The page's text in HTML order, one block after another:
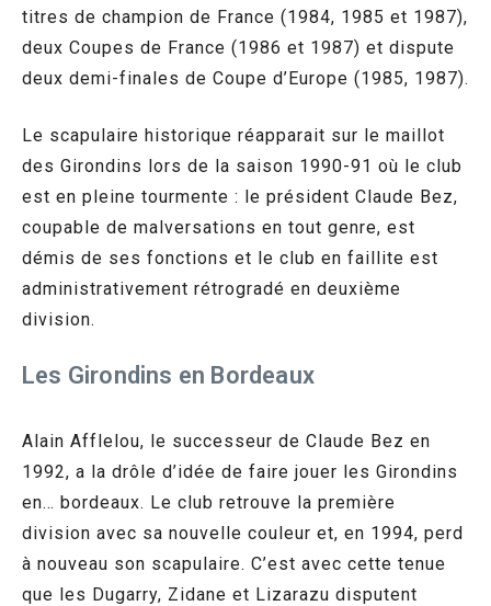
titres de champion de France (1984, 1985 et 1987),
deux Coupes de France (1986 et 1987) et dispute
deux demi-finales de Coupe d’Europe (1985, 1987).
Le scapulaire historique réapparait sur le maillot
des Girondins lors de la saison 1990-91 où le club
est en pleine tourmente : le président Claude Bez,
coupable de malversations en tout genre, est
démis de ses fonctions et le club en faillite est
administrativement rétrogradé en deuxième
division.
Les Girondins en Bordeaux
Alain Afflelou, le successeur de Claude Bez en
1992, a la drôle d’idée de faire jouer les Girondins
en… bordeaux. Le club retrouve la première
division avec sa nouvelle couleur et, en 1994, perd
à nouveau son scapulaire. C’est avec cette tenue
que les Dugarry, Zidane et Lizarazu disputent